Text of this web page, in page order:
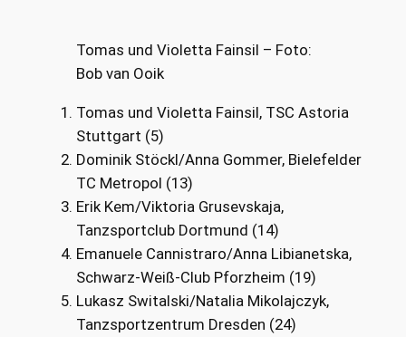
Tomas und Violetta Fainsil – Foto:
Bob van Ooik
Tomas und Violetta Fainsil, TSC Astoria
Stuttgart (5)
Dominik Stöckl/Anna Gommer, Bielefelder
TC Metropol (13)
Erik Kem/Viktoria Grusevskaja,
Tanzsportclub Dortmund (14)
Emanuele Cannistraro/Anna Libianetska,
Schwarz-Weiß-Club Pforzheim (19)
Lukasz Switalski/Natalia Mikolajczyk,
Tanzsportzentrum Dresden (24)